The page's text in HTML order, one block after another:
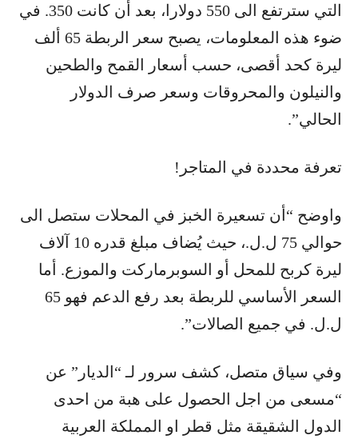
التي سترتفع الى 550 دولارا، بعد أن كانت 350. في
ضوء هذه المعلومات، يصبح سعر الربطة 65 ألف
ليرة كحد أقصى، حسب أسعار القمح والطحين
والنيلون والمحروقات وسعر صرف الدولار
الحالي”.
تعرفة محددة في المتاجر!
واوضح “أن تسعيرة الخبز في المحلات ستصل الى
حوالي 75 ل.ل.، حيث يُضاف مبلغ قدره 10 آلاف
ليرة كربح للمحل أو السوبرماركت والموزع. أما
السعر الأساسي للربطة بعد رفع الدعم فهو 65
ل.ل. في جميع الصالات”.
وفي سياق متصل، كشف سرور لـ “الديار” عن
“مسعى من اجل الحصول على هبة من احدى
الدول الشقيقة مثل قطر او المملكة العربية